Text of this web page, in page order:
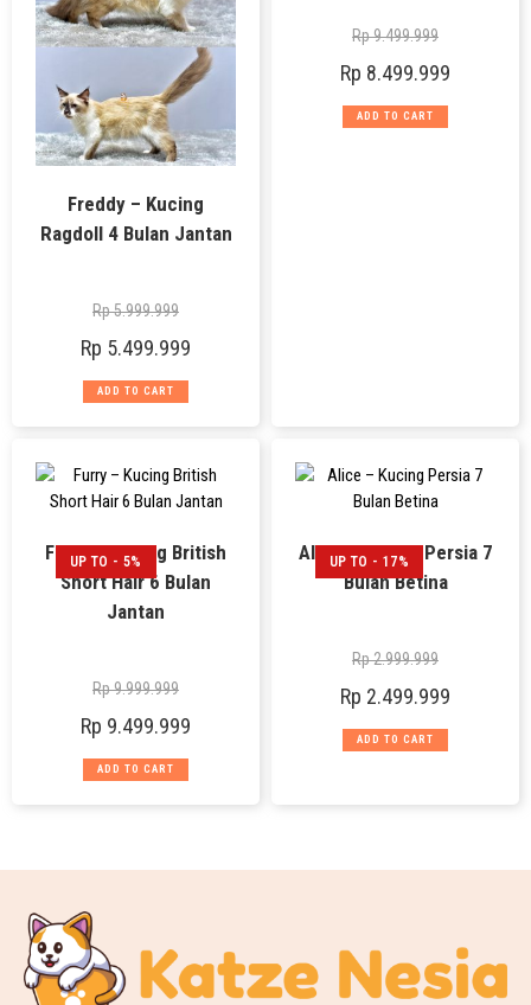
Freddy – Kucing
Ragdoll 4 Bulan Jantan
Rp5.999.999
Rp 5.499.999
ADD TO CART
Rp9.499.999
Rp 8.499.999
ADD TO CART
UP TO - 5%
Furry – Kucing British
Short Hair 6 Bulan
Jantan
Rp9.999.999
Rp 9.499.999
ADD TO CART
UP TO - 17%
Alice – Kucing Persia 7
Bulan Betina
Rp2.999.999
Rp 2.499.999
ADD TO CART